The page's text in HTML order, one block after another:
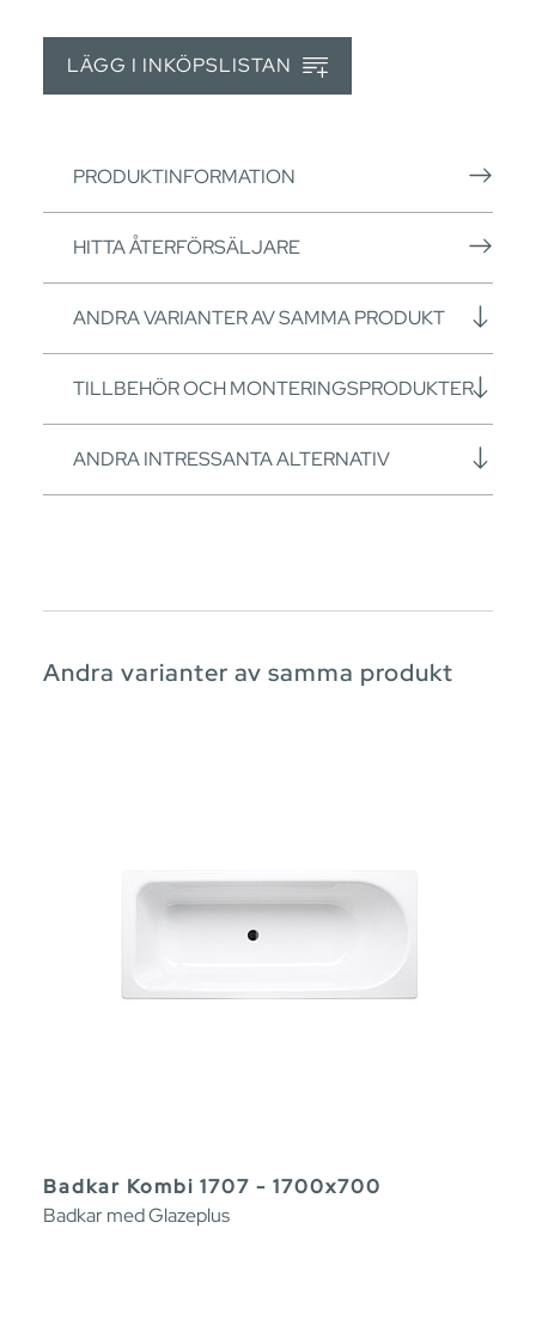
LÄGG I INKÖPSLISTAN
PRODUKTINFORMATION
HITTA ÅTERFÖRSÄLJARE
ANDRA VARIANTER AV SAMMA PRODUKT
TILLBEHÖR OCH MONTERINGSPRODUKTER
ANDRA INTRESSANTA ALTERNATIV
Andra varianter av samma produkt
Badkar Kombi 1707 - 1700x700
Badkar med Glazeplus